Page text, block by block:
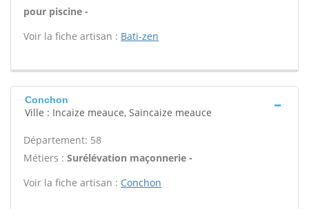
pour piscine -
Voir la fiche artisan : Bati-zen
Conchon
Ville : Incaize meauce, Saincaize meauce
Département: 58
Métiers : Surélévation maçonnerie -
Voir la fiche artisan : Conchon